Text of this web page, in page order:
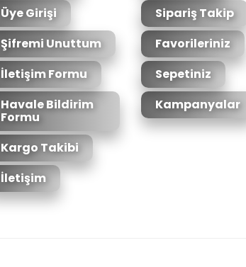
Üye Girişi
Şifremi Unuttum
İletişim Formu
Havale Bildirim
Formu
Kargo Takibi
İletişim
Sipariş Takip
Favorileriniz
Sepetiniz
Kampanyalar